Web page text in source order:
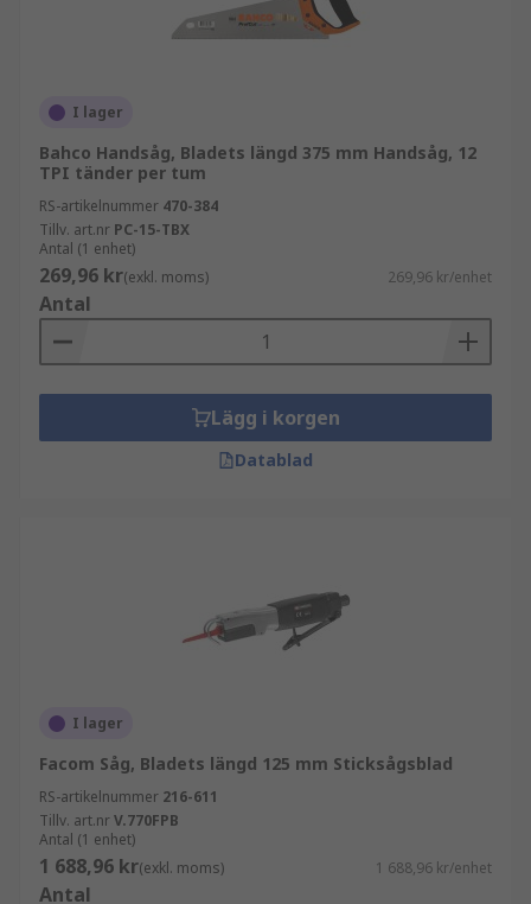
I lager
Bahco Handsåg, Bladets längd 375 mm Handsåg, 12
TPI tänder per tum
RS-artikelnummer 470-384
Tillv. art.nr PC-15-TBX
Antal (1 enhet)
269,96 kr(exkl. moms) 269,96 kr/enhet
Antal
Lägg i korgen
Datablad
I lager
Facom Såg, Bladets längd 125 mm Sticksågsblad
RS-artikelnummer 216-611
Tillv. art.nrV.770FPB
Antal (1 enhet)
1 688,96 kr(exkl. moms) 1 688,96 kr/enhet
Antal